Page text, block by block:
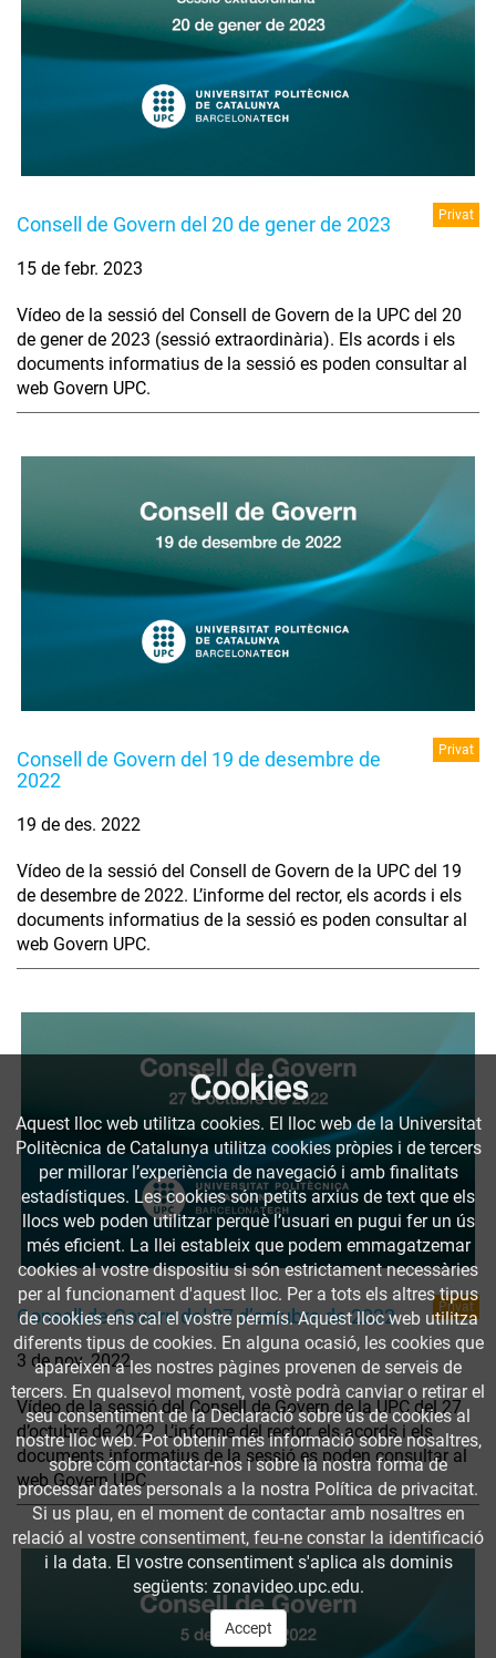
Consell de Govern del 20 de gener de 2023 Privat
15 de febr. 2023
Vídeo de la sessió del Consell de Govern de la UPC del 20
de gener de 2023 (sessió extraordinària). Els acords i els
documents informatius de la sessió es poden consultar al
web Govern UPC.
Consell de Govern del 19 de desembre de
2022
Privat
19 de des. 2022
Vídeo de la sessió del Consell de Govern de la UPC del 19
de desembre de 2022. L’informe del rector, els acords i els
documents informatius de la sessió es poden consultar al
web Govern UPC.
Consell de Govern del 27 d’octubre de 2022 Privat
3 de nov. 2022
Vídeo de la sessió del Consell de Govern de la UPC del 27
d’octubre de 2022. L’informe del rector, els acords i els
documents informatius de la sessió es poden consultar al
web Govern UPC.
Cookies
Aquest lloc web utilitza cookies. El lloc web de la Universitat
Politècnica de Catalunya utilitza cookies pròpies i de tercers
per millorar l’experiència de navegació i amb finalitats
estadístiques. Les cookies són petits arxius de text que els
llocs web poden utilitzar perquè l’usuari en pugui fer un ús
més eficient. La llei estableix que podem emmagatzemar
cookies al vostre dispositiu si són estrictament necessàries
per al funcionament d'aquest lloc. Per a tots els altres tipus
de cookies ens cal el vostre permís. Aquest lloc web utilitza
diferents tipus de cookies. En alguna ocasió, les cookies que
apareixen a les nostres pàgines provenen de serveis de
tercers. En qualsevol moment, vostè podrà canviar o retirar el
seu consentiment de la Declaració sobre ús de cookies al
nostre lloc web. Pot obtenir més informació sobre nosaltres,
sobre cóm contactar-nos i sobre la nostra forma de
processar dates personals a la nostra Política de privacitat.
Si us plau, en el moment de contactar amb nosaltres en
relació al vostre consentiment, feu-ne constar la identificació
i la data. El vostre consentiment s'aplica als dominis
següents: zonavideo.upc.edu.
Accept